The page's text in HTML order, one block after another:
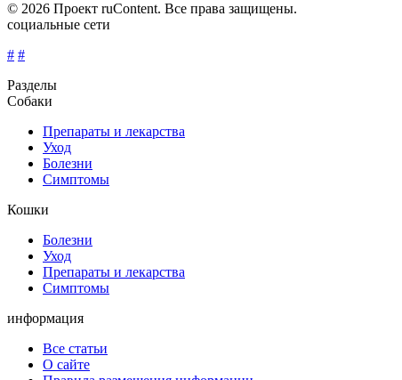
© 2026 Проект ruContent. Все права защищены.
социальные сети
# #
Разделы
Собаки
Препараты и лекарства
Уход
Болезни
Симптомы
Кошки
Болезни
Уход
Препараты и лекарства
Симптомы
информация
Все статьи
О сайте